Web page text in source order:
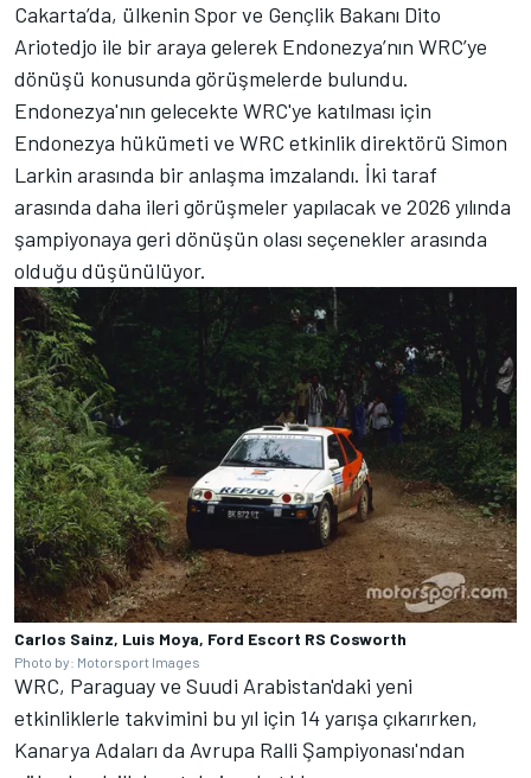
Cakarta’da, ülkenin Spor ve Gençlik Bakanı Dito
Ariotedjo ile bir araya gelerek Endonezya’nın WRC’ye
dönüşü konusunda görüşmelerde bulundu.
Endonezya'nın gelecekte WRC'ye katılması için
Endonezya hükümeti ve WRC etkinlik direktörü Simon
Larkin arasında bir anlaşma imzalandı. İki taraf
arasında daha ileri görüşmeler yapılacak ve 2026 yılında
şampiyonaya geri dönüşün olası seçenekler arasında
olduğu düşünülüyor.
Carlos Sainz, Luis Moya, Ford Escort RS Cosworth
Photo by: Motorsport Images
WRC, Paraguay ve Suudi Arabistan'daki yeni
etkinliklerle takvimini bu yıl için 14 yarışa çıkarırken,
Kanarya Adaları da Avrupa Ralli Şampiyonası'ndan